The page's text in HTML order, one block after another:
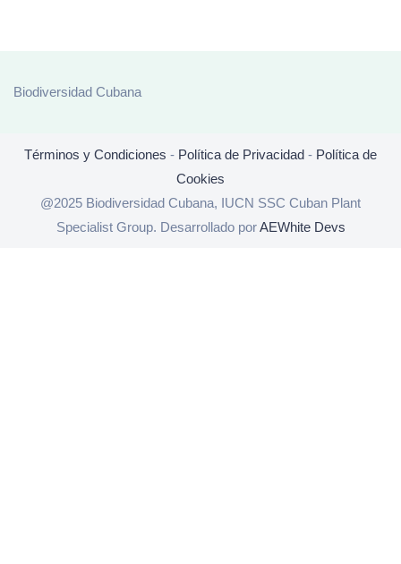
Biodiversidad Cubana
Términos y Condiciones - Política de Privacidad - Política de
Cookies
@2025 Biodiversidad Cubana, IUCN SSC Cuban Plant
Specialist Group. Desarrollado porAEWhite Devs